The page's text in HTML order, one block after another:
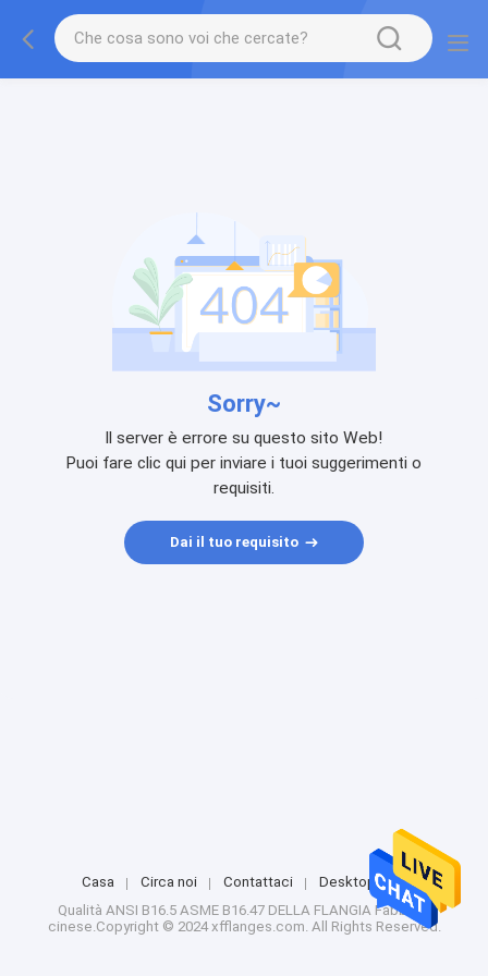
Sorry~
Il server è errore su questo sito Web!
Puoi fare clic qui per inviare i tuoi suggerimenti o
requisiti.
Dai il tuo requisito
Casa Circa noi Contattaci
Desktop Site
Qualità ANSI B16.5 ASME B16.47 DELLA FLANGIAFabbrica
cinese.Copyright © 2024 xfflanges.com. All Rights Reserved.